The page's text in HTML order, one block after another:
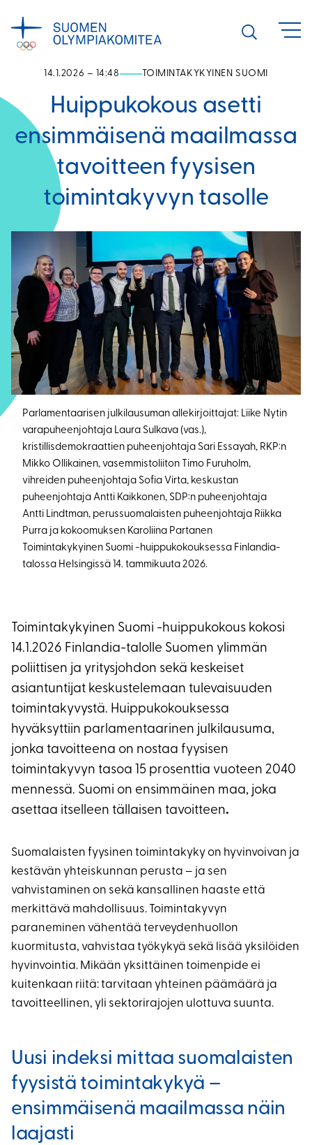
sisältöön
Avaa
haku
14.1.2026 – 14:48 TOIMINTAKYKYINEN SUOMI
Huippukokous asetti
ensimmäisenä maailmassa
tavoitteen fyysisen
toimintakyvyn tasolle
Parlamentaarisen julkilausuman allekirjoittajat: Liike Nytin
varapuheenjohtaja Laura Sulkava (vas.),
kristillisdemokraattien puheenjohtaja Sari Essayah, RKP:n
Mikko Ollikainen, vasemmistoliiton Timo Furuholm,
vihreiden puheenjohtaja Sofia Virta, keskustan
puheenjohtaja Antti Kaikkonen, SDP:n puheenjohtaja
Antti Lindtman, perussuomalaisten puheenjohtaja Riikka
Purra ja kokoomuksen Karoliina Partanen
Toimintakykyinen Suomi -huippukokouksessa Finlandia-
talossa Helsingissä 14. tammikuuta 2026.
Toimintakykyinen Suomi -huippukokous kokosi
14.1.2026 Finlandia-talolle Suomen ylimmän
poliittisen ja yritysjohdon sekä keskeiset
asiantuntijat keskustelemaan tulevaisuuden
toimintakyvystä. Huippukokouksessa
hyväksyttiin parlamentaarinen julkilausuma,
jonka tavoitteena on nostaa fyysisen
toimintakyvyn tasoa 15 prosenttia vuoteen 2040
mennessä. Suomi on ensimmäinen maa, joka
asettaa itselleen tällaisen tavoitteen.
Suomalaisten fyysinen toimintakyky on hyvinvoivan ja
kestävän yhteiskunnan perusta – ja sen
vahvistaminen on sekä kansallinen haaste että
merkittävä mahdollisuus. Toimintakyvyn
paraneminen vähentää terveydenhuollon
kuormitusta, vahvistaa työkykyä sekä lisää yksilöiden
hyvinvointia. Mikään yksittäinen toimenpide ei
kuitenkaan riitä: tarvitaan yhteinen päämäärä ja
tavoitteellinen, yli sektorirajojen ulottuva suunta.
Uusi indeksi mittaa suomalaisten
fyysistä toimintakykyä –
ensimmäisenä maailmassa näin
laajasti